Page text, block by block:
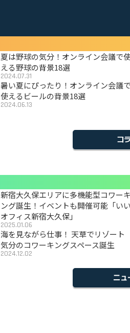
夏は野球の気分！オンライン会議で
える野球の背景18選
2024.07.31
暑い夏にぴったり！オンライン会議で
使えるビールの背景18選
2024.06.13
コ
新宿大久保エリアに多機能型コワーキ
ング誕生！イベントも開催可能「いい
オフィス新宿大久保」
2025.01.06
海を見ながら仕事！ 天草でリゾート
気分のコワーキングスペース誕生
2024.12.02
ニュ